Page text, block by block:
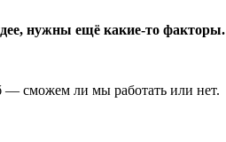
нужны ещё какие-то факторы.
— сможем ли мы работать или нет.